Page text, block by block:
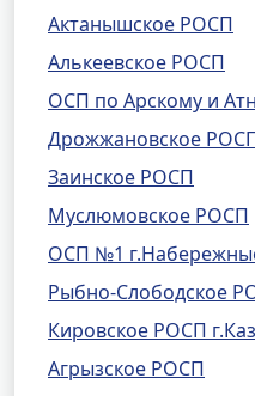
Актанышское РОСП
Алькеевское РОСП
ОСП по Арскому и
Дрожжановское
Заинское РОСП
Муслюмовское РОСП
ОСП №1
Рыбно-Слободское
Кировское РОСП
Агрызское РОСП